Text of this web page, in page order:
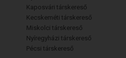
Kaposvári társkereső
Kecskeméti társkereső
Miskolci társkereső
Nyíregyházi társkereső
Pécsi társkereső